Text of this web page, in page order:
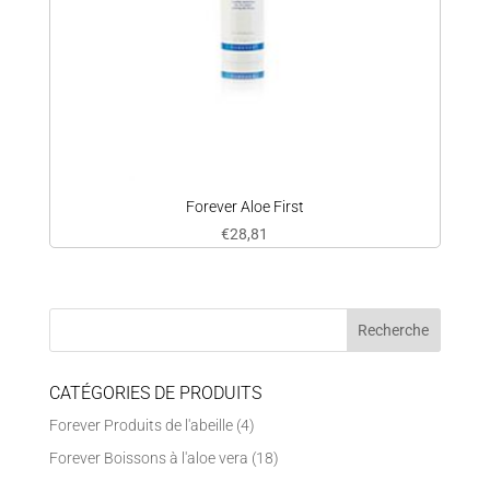
Forever Aloe First
€28,81
CATÉGORIES DE PRODUITS
Forever Produits de l'abeille (4)
Forever Boissons à l'aloe vera (18)